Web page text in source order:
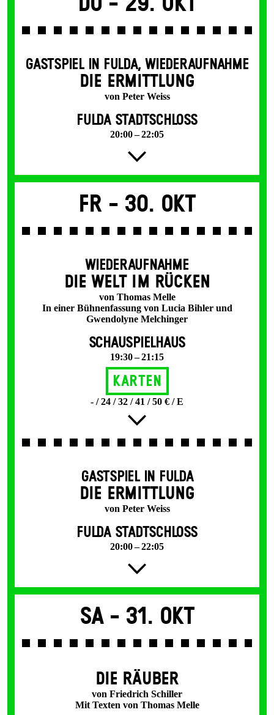
GASTSPIEL IN FULDA,WIEDERAUFNAHME
DIE ERMITTLUNG
von Peter Weiss
FULDA STADTSCHLOSS
20:00 – 22:05
Fr - 30. Okt
WIEDERAUFNAHME
DIE WELT IM RÜCKEN
von Thomas Melle
In einer Bühnenfassung von Lucia Bihler und
Gwendolyne Melchinger
SCHAUSPIELHAUS
19:30 – 21:15
Karten
- / 24 / 32 / 41 / 50 € / E
GASTSPIEL IN FULDA
DIE ERMITTLUNG
von Peter Weiss
FULDA STADTSCHLOSS
20:00 – 22:05
Sa - 31. Okt
DIE RÄUBER
von Friedrich Schiller
Mit Texten von Thomas Melle